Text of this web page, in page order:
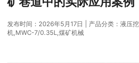
发布时间：2026年5月17日 | 产品分类：液压
机,MWC-7/0.35L,煤矿机械